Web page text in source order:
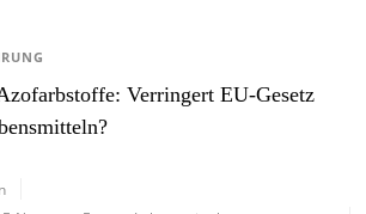
Verringert EU-Gesetz